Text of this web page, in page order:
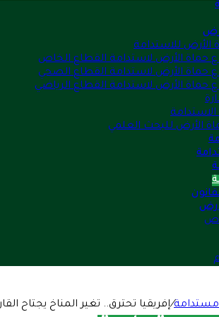
الأرض للاستدامة
حماة الأرض لاستدامة القطاع الخاص
حماة الأرض لاستدامة القطاع الصحي
حماة الأرض لاستدامة القطاع الرياضي
الاستدامة
الأرض للبحث العلمي
/إفريقيا تحترق.. تغير المناخ يجتاح